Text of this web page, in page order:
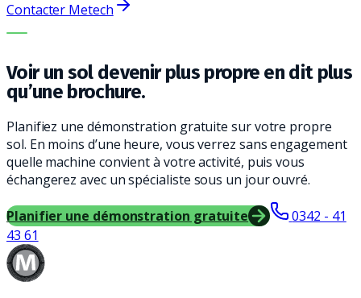
Contacter Metech
LA BONNE MACHINE. LE MEILLEUR SERVICE.
Voir un sol devenir plus propre en dit plus
qu’une brochure.
Planifiez une démonstration gratuite sur votre propre
sol. En moins d’une heure, vous verrez sans engagement
quelle machine convient à votre activité, puis vous
échangerez avec un spécialiste sous un jour ouvré.
Planifier une démonstration gratuite
0342 - 41
43 61